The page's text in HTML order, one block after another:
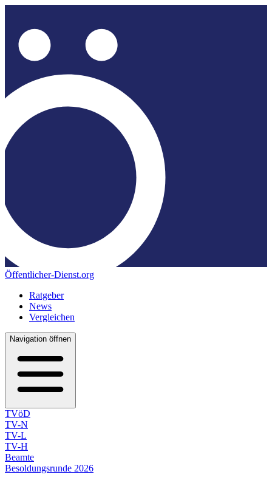
Öffentlicher-Dienst.org
Ratgeber
News
Vergleichen
Navigation öffnen
TVöD
TV-N
TV-L
TV-H
Beamte
Besoldungsrunde 2026